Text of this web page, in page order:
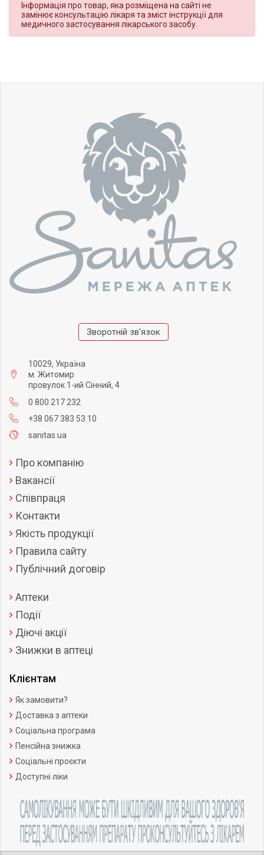
Інформація про товар, яка розміщена на сайті не
замінює консультацію лікаря та зміст інструкції для
медичного застосування лікарського засобу.
Зворотній зв'язок
10029, Україна
м. Житомир
провулок 1-ий Сінний, 4
0 800 217 232
+38 067 383 53 10
sanitas.ua
Про компанію
Вакансії
Співпраця
Контакти
Якість продукції
Правила сайту
Публічний договір
Аптеки
Події
Діючі акції
Знижки в аптеці
Клієнтам
Як замовити?
Доставка з аптеки
Соціальна програма
Пенсійна знижка
Соціальні проєкти
Доступні ліки